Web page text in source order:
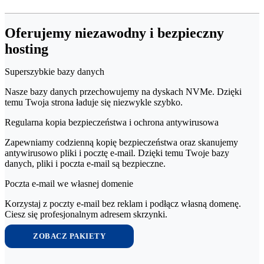
Oferujemy niezawodny i bezpieczny
hosting
Superszybkie bazy danych
Nasze bazy danych przechowujemy na dyskach NVMe. Dzięki
temu Twoja strona ładuje się niezwykle szybko.
Regularna kopia bezpieczeństwa i ochrona antywirusowa
Zapewniamy codzienną kopię bezpieczeństwa oraz skanujemy
antywirusowo pliki i pocztę e-mail. Dzięki temu Twoje bazy
danych, pliki i poczta e-mail są bezpieczne.​
Poczta e-mail we własnej domenie
Korzystaj z poczty e-mail bez reklam i podłącz własną domenę.
Ciesz się profesjonalnym adresem skrzynki.​
ZOBACZ PAKIETY